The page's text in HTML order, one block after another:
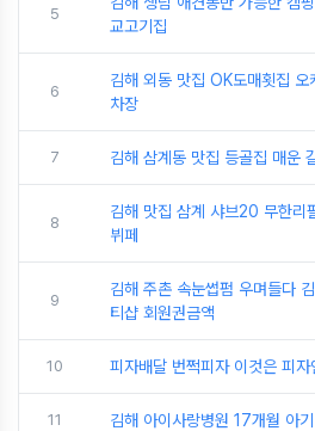
5
교고기집
6
김해 외동 맛집 OK도매횟집
차장
7 김해 삼계동 맛집 등골집 매운
8
김해 맛집 삼계 샤브20 무한리
뷔페
9
김해 주촌 속눈썹펌 우며들다
티샵 회원권금액
10 피자배달 번쩍피자 이것은 피
11 김해 아이사랑병원 17개월 아